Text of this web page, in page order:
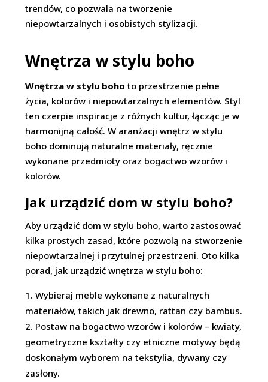
trendów, co pozwala na tworzenie
niepowtarzalnych i osobistych stylizacji.
Wnętrza w stylu boho
Wnętrza w stylu boho to przestrzenie pełne
życia, kolorów i niepowtarzalnych elementów. Styl
ten czerpie inspiracje z różnych kultur, łącząc je w
harmonijną całość. W aranżacji wnętrz w stylu
boho dominują naturalne materiały, ręcznie
wykonane przedmioty oraz bogactwo wzorów i
kolorów.
Jak urządzić dom w stylu boho?
Aby urządzić dom w stylu boho, warto zastosować
kilka prostych zasad, które pozwolą na stworzenie
niepowtarzalnej i przytulnej przestrzeni. Oto kilka
porad, jak urządzić wnętrza w stylu boho:
Wybieraj meble wykonane z naturalnych
materiałów, takich jak drewno, rattan czy bambus.
Postaw na bogactwo wzorów i kolorów – kwiaty,
geometryczne kształty czy etniczne motywy będą
doskonałym wyborem na tekstylia, dywany czy
zasłony.